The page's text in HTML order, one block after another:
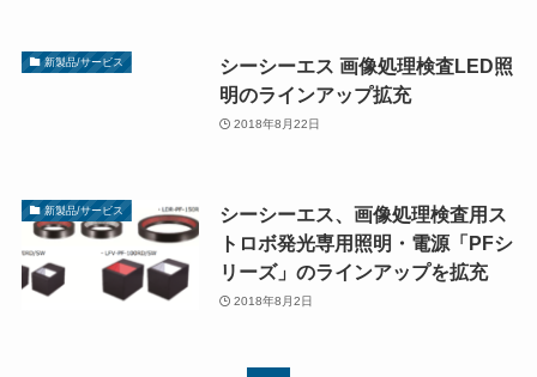
新製品/サービス
シーシーエス 画像処理検査LED照
明のラインアップ拡充
2018年8月22日
新製品/サービス
シーシーエス、画像処理検査⽤ス
トロボ発光専⽤照明・電源「PFシ
リーズ」のラインアップを拡充
2018年8月2日